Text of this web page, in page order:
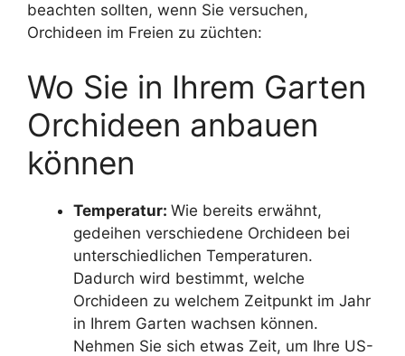
beachten sollten, wenn Sie versuchen,
Orchideen im Freien zu züchten:
Wo Sie in Ihrem Garten
Orchideen anbauen
können
Temperatur: Wie bereits erwähnt,
gedeihen verschiedene Orchideen bei
unterschiedlichen Temperaturen.
Dadurch wird bestimmt, welche
Orchideen zu welchem ​​Zeitpunkt im Jahr
in Ihrem Garten wachsen können.
Nehmen Sie sich etwas Zeit, um Ihre US-